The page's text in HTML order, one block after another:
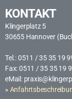
KONTAKT
Klingerplatz 5
30655 Hannover
Tel.: 0511 / 35 35 19
Fax: 0511 / 35 35 19
eMail:
»